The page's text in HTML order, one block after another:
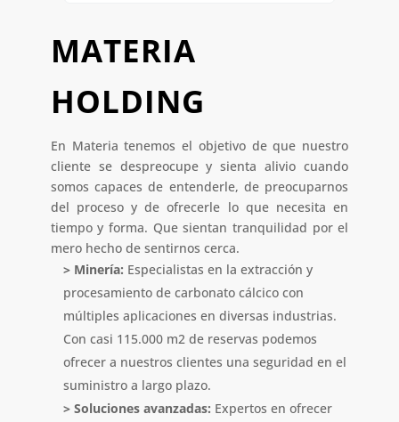
MATERIA
HOLDING
En Materia tenemos el objetivo de que nuestro
cliente se despreocupe y sienta alivio cuando
somos capaces de entenderle, de preocuparnos
del proceso y de ofrecerle lo que necesita en
tiempo y forma. Que sientan tranquilidad por el
mero hecho de sentirnos cerca.
> Minería: Especialistas en la extracción y
procesamiento de carbonato cálcico con
múltiples aplicaciones en diversas industrias.
Con casi 115.000 m2 de reservas podemos
ofrecer a nuestros clientes una seguridad en el
suministro a largo plazo.
> Soluciones avanzadas: Expertos en ofrecer